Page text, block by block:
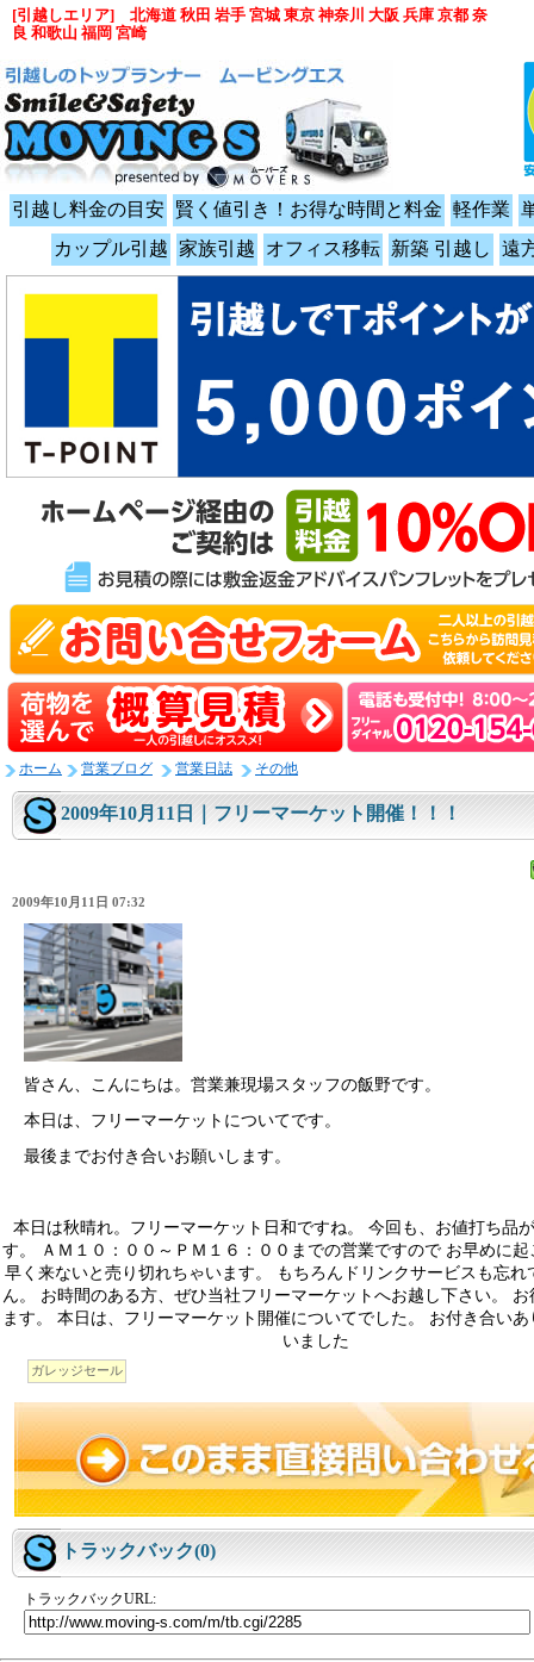
引越し料金の目安 賢く値引き！お得な時間と料金 軽作業
カップル引越 家族引越 オフィス移転 新築 引越し 遠
ホーム 営業ブログ 営業日誌 その他
2009年10月11日｜フリーマーケット開催！！！
2009年10月11日 07:32
皆さん、こんにちは。営業兼現場スタッフの飯野です。
本日は、フリーマーケットについてです。
最後までお付き合いお願いします。
本日は秋晴れ。フリーマーケット日和ですね。 今回も、お値打ち品
す。 ＡＭ１０：００～ＰＭ１６：００までの営業ですので お早めに
早く来ないと売り切れちゃいます。 もちろんドリンクサービスも忘れ
ん。 お時間のある方、ぜひ当社フリーマーケットへお越し下さい。
ます。 本日は、フリーマーケット開催についてでした。 お付き合い
いました
ガレッジセール
トラックバック(0)
トラックバックURL:
[引越しエリア] 北海道 秋田 岩手 宮城 東京 神奈川 大阪 兵庫 京都 奈
良 和歌山 福岡 宮崎